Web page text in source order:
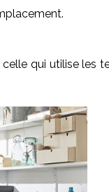
qui utilise les